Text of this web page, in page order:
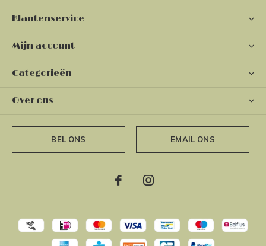
Klantenservice
Mijn account
Categorieën
Over ons
BEL ONS EMAIL ONS